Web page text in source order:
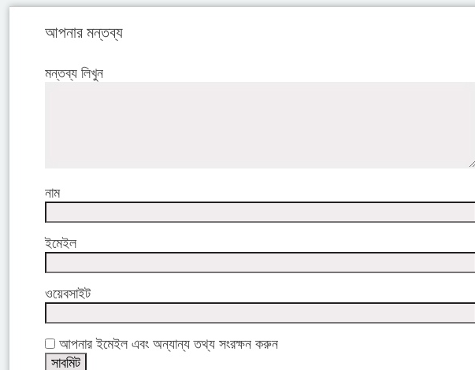
আপনার মন্তব্য
মন্তব্য লিখুন
নাম
ইমেইল
ওয়েবসাইট
আপনার ইমেইল এবং অন্যান্য তথ্য সংরক্ষন করুন